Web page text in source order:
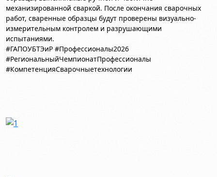
механизированной сваркой. После окончания сварочных
работ, сваренные образцы будут проверены визуально-
измерительным контролем и разрушающими
испытаниями.
#ГАПОУБТЭиР #Профессионалы2026
#РегиональныйЧемпионатПрофессионалы
#КомпетенцияСварочныетехнологии